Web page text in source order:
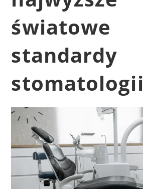
światowe
standardy
stomatologii